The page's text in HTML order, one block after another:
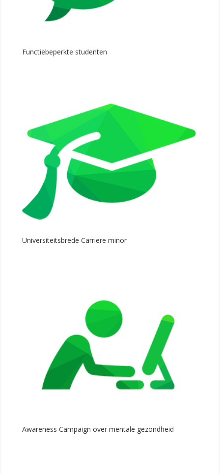
Functiebeperkte studenten
Universiteitsbrede Carriere minor
Awareness Campaign over mentale gezondheid